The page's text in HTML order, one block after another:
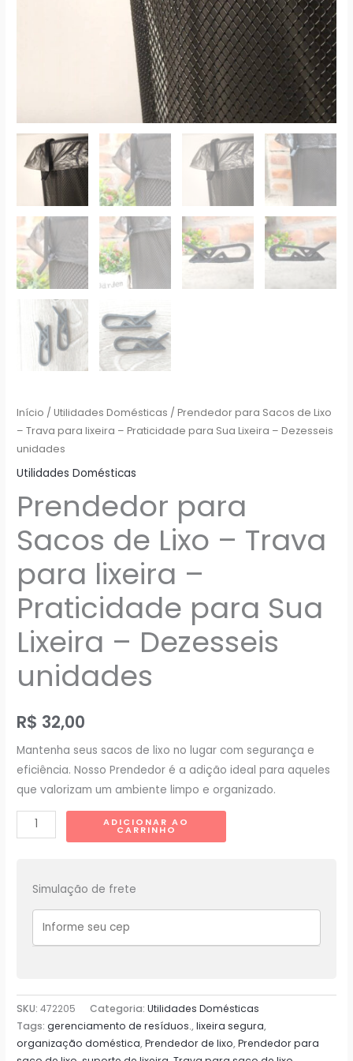
Início /Utilidades Domésticas / Prendedor para Sacos de Lixo
– Trava para lixeira – Praticidade para Sua Lixeira – Dezesseis
unidades
Utilidades Domésticas
Prendedor para
Sacos de Lixo – Trava
para lixeira –
Praticidade para Sua
Lixeira – Dezesseis
unidades
R$ 32,00
Mantenha seus sacos de lixo no lugar com segurança e
eficiência. Nosso Prendedor é a adição ideal para aqueles
que valorizam um ambiente limpo e organizado.
Prendedor
para
-
Praticidade
para
Sua
ADICIONAR AO
CARRINHO
Simulação de frete
SKU:472205 Categoria:Utilidades Domésticas
Tags:gerenciamento de resíduos.,lixeira segura,
organização doméstica,Prendedor de lixo,Prendedor para